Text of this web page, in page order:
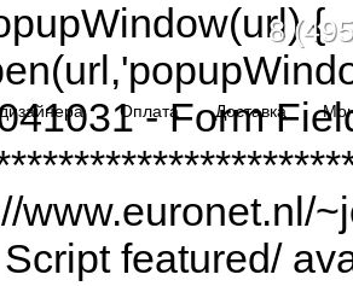
{
- Form
www.euronet.nl/
featured/
8
Оплата Доставка